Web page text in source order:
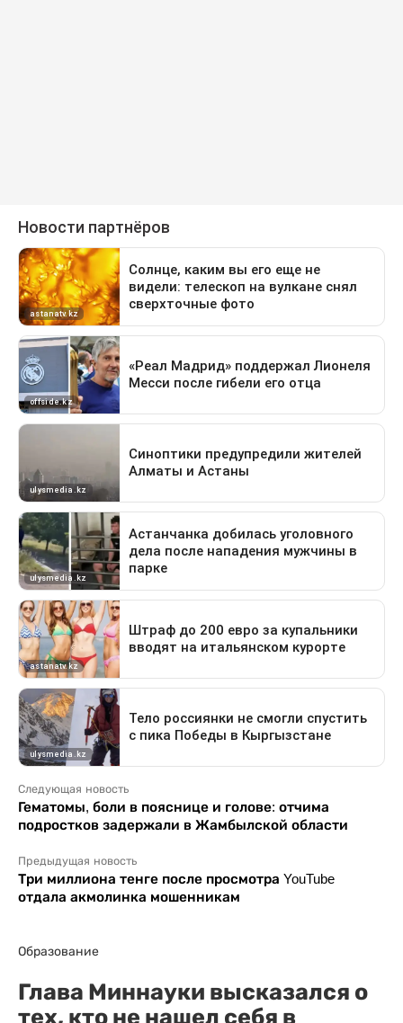
Следующая новость
Гематомы, боли в пояснице и голове: отчима
подростков задержали в Жамбылской области
Предыдущая новость
Три миллиона тенге после просмотра YouTube
отдала акмолинка мошенникам
Образование
Глава Миннауки высказался о
тех, кто не нашел себя в